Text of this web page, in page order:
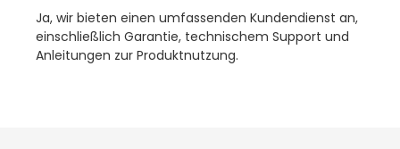
Ja, wir bieten einen umfassenden Kundendienst an,
einschließlich Garantie, technischem Support und
Anleitungen zur Produktnutzung.